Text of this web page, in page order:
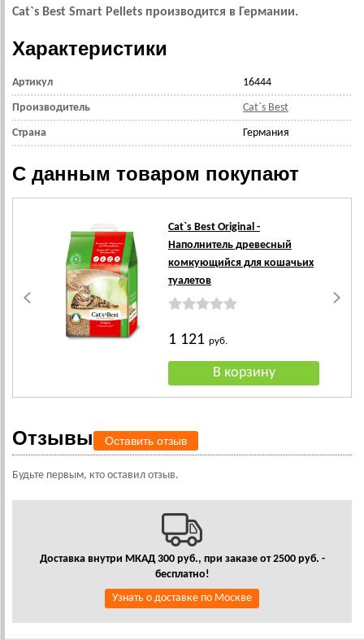
Cat`s Best Smart Pellets производится в Германии.
Характеристики
Артикул 16444
Производитель Cat`s Best
Страна Германия
С данным товаром покупают
Cat`s Best Original -
Наполнитель древесный
комкующийся для кошачьих
туалетов
1 121руб.
Отзывы Оставить отзыв
Будьте первым, кто оставил отзыв.
Доставка внутри МКАД 300 руб., при заказе от 2500 руб. -
бесплатно!
Узнать о доставке по Москве